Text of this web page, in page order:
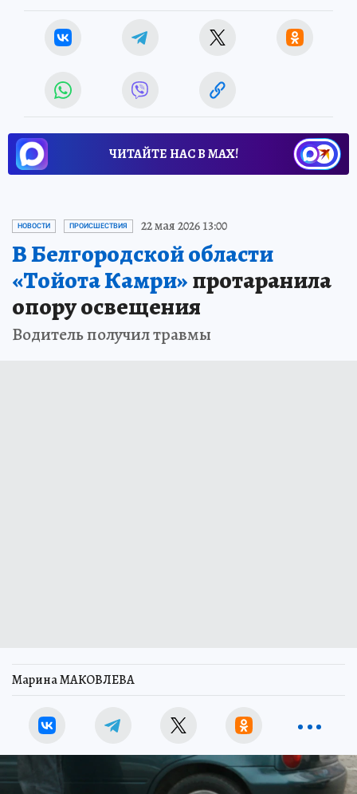
ЧИТАЙТЕ НАС В МАХ!
НОВОСТИ ПРОИСШЕСТВИЯ 22 мая 2026 13:00
В Белгородской области
«Тойота Камри»протаранила
опору освещения
Водитель получил травмы
Марина МАКОВЛЕВА